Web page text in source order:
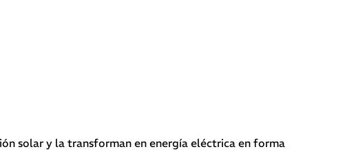
solar y la transforman en energía eléctrica en forma